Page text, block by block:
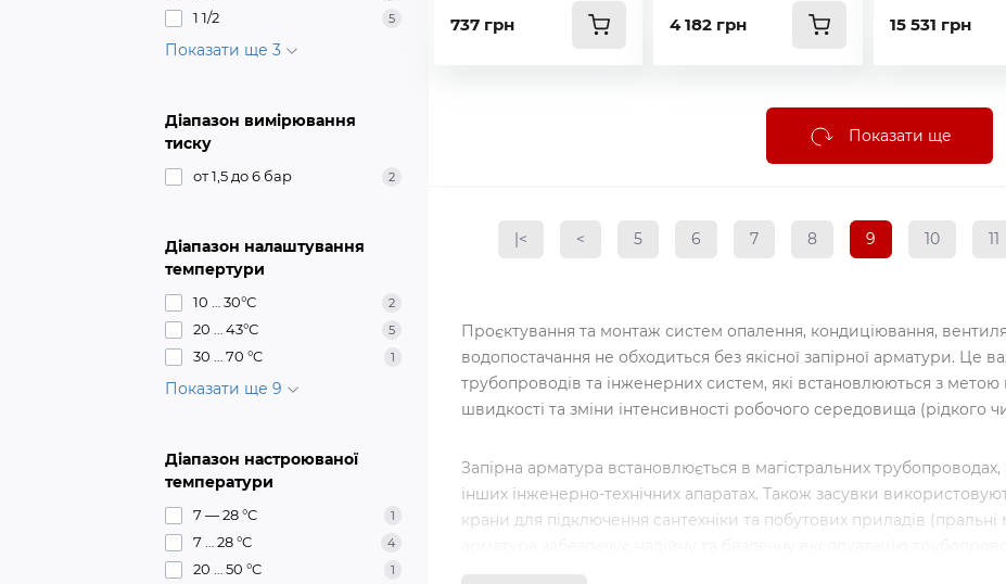
1 1/2 5
Показати ще 3
Діапазон вимірювання
тиску
от 1,5 до 6 бар 2
Діапазон налаштування
темпертури
10 … 30°С 2
20 … 43°С 5
30 … 70 °C 1
Показати ще 9
Діапазон настроюваної
температури
7 — 28 °C 1
7 … 28 °C 4
20 … 50 °C 1
737 грн 4 182 грн 15 531 грн
Показати ще
|< < 5 6 7 8 9 10 11
Проєктування та монтаж систем опалення, кондиціювання,
водопостачання не обходиться без якісної запірної арматури. Це
трубопроводів та інженерних систем, які встановлюються з метою
швидкості та зміни інтенсивності робочого середовища (рідкого
Запірна арматура встановлюється в магістральних трубопроводах,
інших інженерно-технічних апаратах. Також засувки
крани для підключення сантехніки та побутових приладів